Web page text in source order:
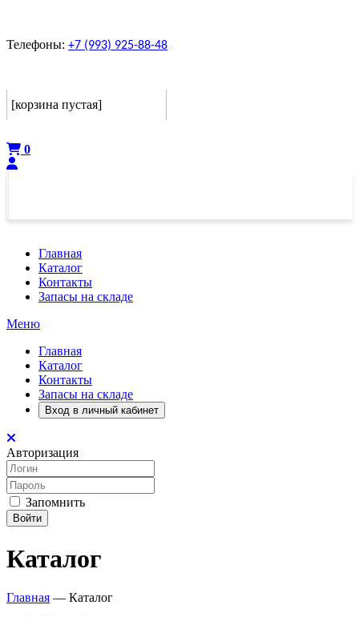
Телефоны: +7 (993) 925-88-48
[корзина пустая]
0
Главная
Каталог
Контакты
Запасы на складе
Меню
Главная
Каталог
Контакты
Запасы на складе
Вход в личный кабинет
Авторизация
Запомнить
Войти
Каталог
Главная — Каталог